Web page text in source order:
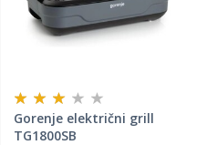
Gorenje električni grill
TG1800SB